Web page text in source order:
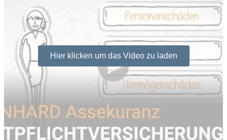
Hier klicken um das Video zu laden